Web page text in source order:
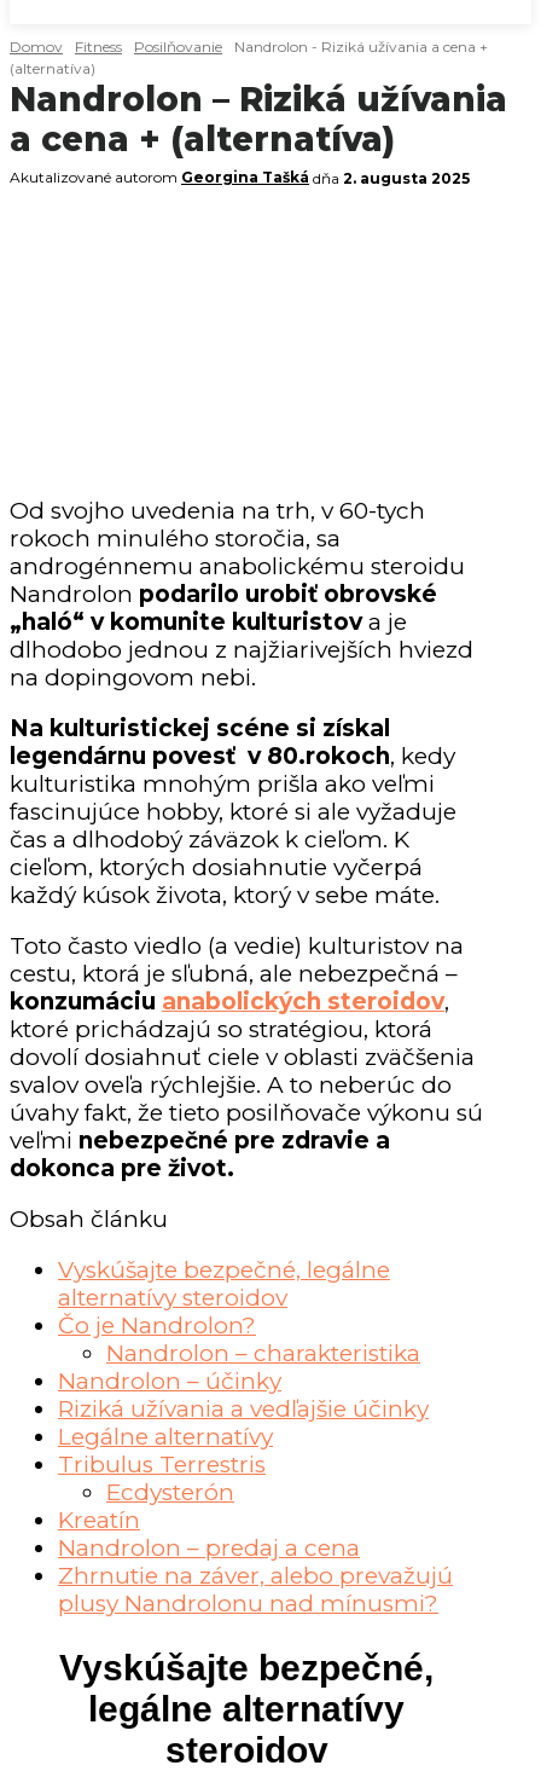
Domov Fitness Posilňovanie
Nandrolon - Riziká užívania a cena +
(alternatíva)
Nandrolon – Riziká užívania
a cena + (alternatíva)
Akutalizované autorom Georgina Tašká dňa 2. augusta 2025
Od svojho uvedenia na trh, v 60-tych
rokoch minulého storočia, sa
androgénnemu anabolickému steroidu
Nandrolon podarilo urobiť obrovské
„haló“ v komunite kulturistova je
dlhodobo jednou z najžiarivejších hviezd
na dopingovom nebi.
Na kulturistickej scéne si získal
legendárnu povesť v 80.rokoch, kedy
kulturistika mnohým prišla ako veľmi
fascinujúce hobby, ktoré si ale vyžaduje
čas a dlhodobý záväzok k cieľom. K
cieľom, ktorých dosiahnutie vyčerpá
každý kúsok života, ktorý v sebe máte.
Toto často viedlo (a vedie) kulturistov na
cestu, ktorá je sľubná, ale nebezpečná –
konzumáciu anabolických steroidov,
ktoré prichádzajú so stratégiou, ktorá
dovolí dosiahnuť ciele v oblasti zväčšenia
svalov oveľa rýchlejšie. A to neberúc do
úvahy fakt, že tieto posilňovače výkonu sú
veľmi nebezpečné pre zdravie a
dokonca pre život.
Obsah článku
Vyskúšajte bezpečné, legálne
alternatívy steroidov
Čo je Nandrolon?
Nandrolon – charakteristika
Nandrolon – účinky
Riziká užívania a vedľajšie účinky
Legálne alternatívy
Tribulus Terrestris
Ecdysterón
Kreatín
Nandrolon – predaj a cena
Zhrnutie na záver, alebo prevažujú
plusy Nandrolonu nad mínusmi?
Vyskúšajte bezpečné,
legálne alternatívy
steroidov